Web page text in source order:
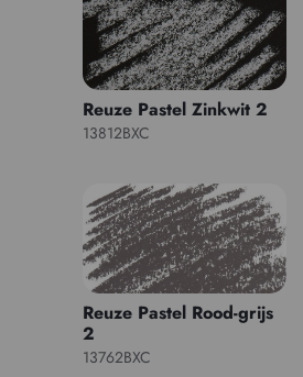
Reuze Pastel Zinkwit 2
13812BXC
Reuze Pastel Rood-grijs
2
13762BXC